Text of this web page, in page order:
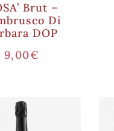
Brut –
Di
DOP
9,00€